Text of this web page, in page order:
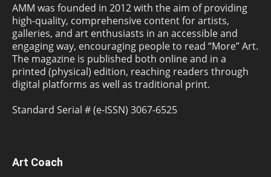
AMM was founded in 2012 with the aim of providing
high-quality, comprehensive content for artists,
galleries, and art enthusiasts in an accessible and
engaging way, encouraging people to read “More” Art.
The magazine is published both online and in a
printed (physical) edition, reaching readers through
digital platforms as well as traditional print.
Standard Serial # (e-ISSN) 3067-6525
Art Coach